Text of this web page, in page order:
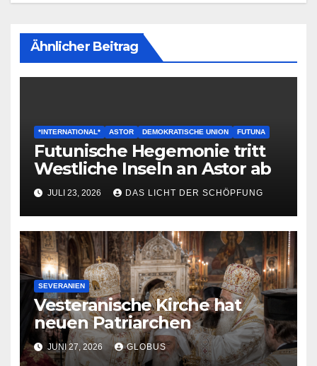
Ähnlicher Beitrag
*INTERNATIONAL* ASTOR DEMOKRATISCHE UNION FUTUNA
Futunische Hegemonie tritt
Westliche Inseln an Astor ab
JULI 23, 2026 DAS LICHT DER SCHÖPFUNG
SEVERANIEN
Vesteranische Kirche hat
neuen Patriarchen
JUNI 27, 2026 GLOBUS